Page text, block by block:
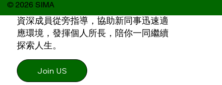
我們的團隊匯聚超過300名成員，並由
資深成員從旁指導，協助新同事迅速適
應環境，發揮個人所長，陪你一同繼續
探索人生。
Join US
© 2026 SIMA